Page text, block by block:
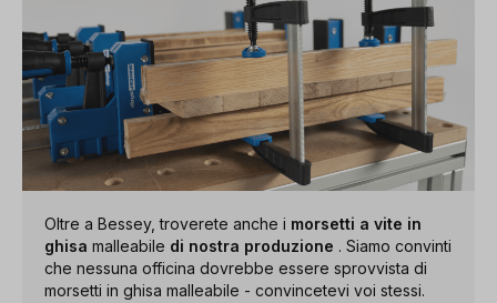
Oltre a Bessey, troverete anche i morsetti a vite in
ghisa malleabile di nostra produzione . Siamo convinti
che nessuna officina dovrebbe essere sprovvista di
morsetti in ghisa malleabile - convincetevi voi stessi.